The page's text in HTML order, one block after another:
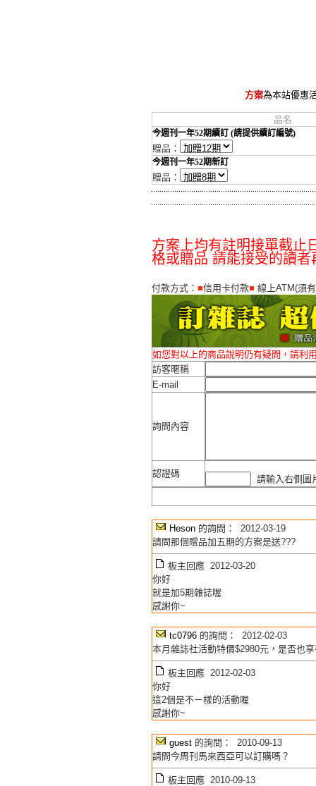
方案為本站優惠
品名
今週刊一年52期續訂 (請提供續訂編號)
贈品：
今週刊一年52期新訂
贈品：
方案上均有註明接單截止
格或贈品 請能接受的讀
付款方式： ■信用卡付款■ 線上ATM(須
如您對以上的商品說明仍有疑問，請利
訪客暱稱
E-mail
詢問內容
認證碼
請輸入右側
Heson 的詢問： 2012-03-19
請問那個贈品加五期的方案是送???
板主回應 2012-03-20
你好
就是加5期雜誌喔
感謝你~
tc0796 的詢問： 2012-02-03
本月雜誌社活動特價$2980元，是否也
板主回應 2012-02-03
你好
這2個是不ㄧ樣的活動喔
感謝你~
guest 的詢問： 2010-09-13
請問今周刊馬來西亞可以訂購嗎？
板主回應 2010-09-13